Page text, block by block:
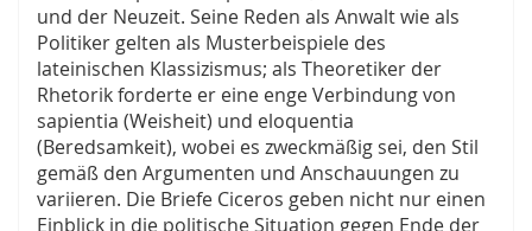
und der Neuzeit. Seine Reden als Anwalt wie als
Politiker gelten als Musterbeispiele des
lateinischen Klassizismus; als Theoretiker der
Rhetorik forderte er eine enge Verbindung von
sapientia (Weisheit) und eloquentia
(Beredsamkeit), wobei es zweckmäßig sei, den Stil
gemäß den Argumenten und Anschauungen zu
variieren. Die Briefe Ciceros geben nicht nur einen
Einblick in die politische Situation gegen Ende der